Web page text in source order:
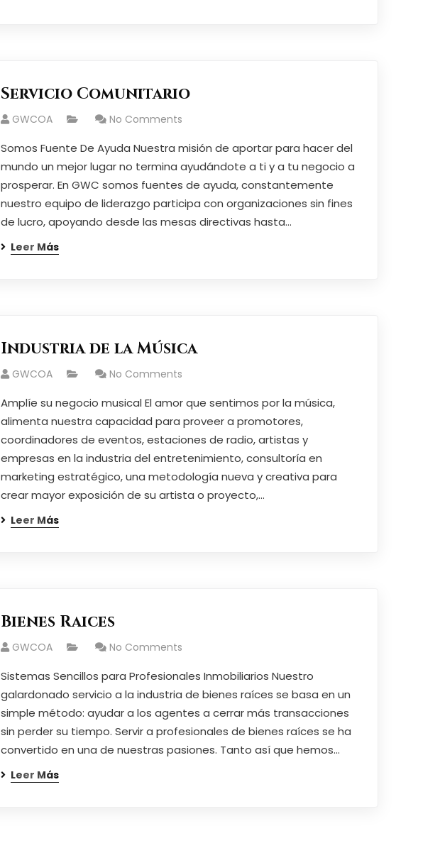
Servicio Comunitario
GWCOA No Comments
Somos Fuente De Ayuda Nuestra misión de aportar para hacer del
mundo un mejor lugar no termina ayudándote a ti y a tu negocio a
prosperar. En GWC somos fuentes de ayuda, constantemente
nuestro equipo de liderazgo participa con organizaciones sin fines
de lucro, apoyando desde las mesas directivas hasta…
Leer Más
Industria de la Música
GWCOA No Comments
Amplíe su negocio musical El amor que sentimos por la música,
alimenta nuestra capacidad para proveer a promotores,
coordinadores de eventos, estaciones de radio, artistas y
empresas en la industria del entretenimiento, consultoría en
marketing estratégico, una metodología nueva y creativa para
crear mayor exposición de su artista o proyecto,…
Leer Más
Bienes Raices
GWCOA No Comments
Sistemas Sencillos para Profesionales Inmobiliarios Nuestro
galardonado servicio a la industria de bienes raíces se basa en un
simple método: ayudar a los agentes a cerrar más transacciones
sin perder su tiempo. Servir a profesionales de bienes raíces se ha
convertido en una de nuestras pasiones. Tanto así que hemos…
Leer Más